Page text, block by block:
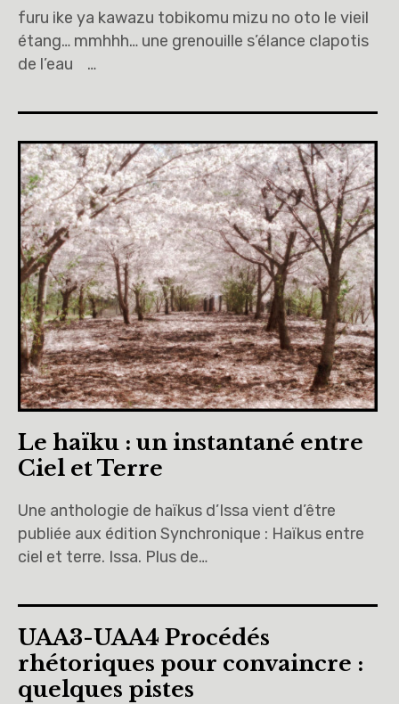
furu ike ya kawazu tobikomu mizu no oto le vieil
étang… mmhhh… une grenouille s’élance clapotis
de l’eau …
Le haïku : un instantané entre
Ciel et Terre
Une anthologie de haïkus d’Issa vient d’être
publiée aux édition Synchronique : Haïkus entre
ciel et terre. Issa. Plus de…
UAA3-UAA4 Procédés
rhétoriques pour convaincre :
quelques pistes